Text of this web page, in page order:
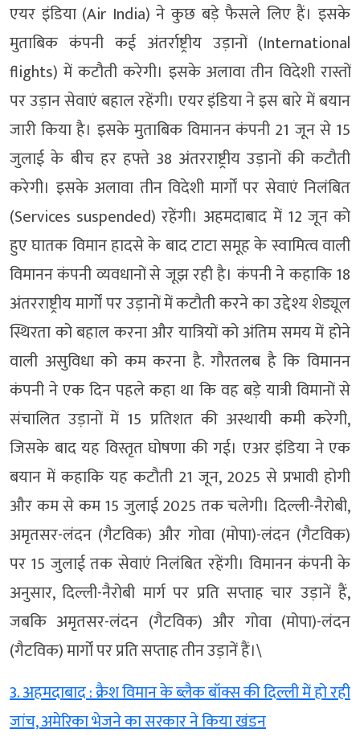
एयर इंडिया (Air India) ने कुछ बड़े फैसले लिए हैं। इसके
मुताबिक कंपनी कई अंतर्राष्ट्रीय उड़ानों (International
flights) में कटौती करेगी। इसके अलावा तीन विदेशी रास्तों
पर उड़ान सेवाएं बहाल रहेंगी। एयर इंडिया ने इस बारे में बयान
जारी किया है। इसके मुताबिक विमानन कंपनी 21 जून से 15
जुलाई के बीच हर हफ्ते 38 अंतरराष्ट्रीय उड़ानों की कटौती
करेगी। इसके अलावा तीन विदेशी मार्गों पर सेवाएं निलंबित
(Services suspended) रहेंगी। अहमदाबाद में 12 जून को
हुए घातक विमान हादसे के बाद टाटा समूह के स्वामित्व वाली
विमानन कंपनी व्यवधानों से जूझ रही है। कंपनी ने कहाकि 18
अंतरराष्ट्रीय मार्गों पर उड़ानों में कटौती करने का उद्देश्य शेड्यूल
स्थिरता को बहाल करना और यात्रियों को अंतिम समय में होने
वाली असुविधा को कम करना है. गौरतलब है कि विमानन
कंपनी ने एक दिन पहले कहा था कि वह बड़े यात्री विमानों से
संचालित उड़ानों में 15 प्रतिशत की अस्थायी कमी करेगी,
जिसके बाद यह विस्तृत घोषणा की गई। एअर इंडिया ने एक
बयान में कहाकि यह कटौती 21 जून, 2025 से प्रभावी होगी
और कम से कम 15 जुलाई 2025 तक चलेगी। दिल्ली-नैरोबी,
अमृतसर-लंदन (गैटविक) और गोवा (मोपा)-लंदन (गैटविक)
पर 15 जुलाई तक सेवाएं निलंबित रहेंगी। विमानन कंपनी के
अनुसार, दिल्ली-नैरोबी मार्ग पर प्रति सप्ताह चार उड़ानें हैं,
जबकि अमृतसर-लंदन (गैटविक) और गोवा (मोपा)-लंदन
(गैटविक) मार्गों पर प्रति सप्ताह तीन उड़ानें हैं।\
3. अहमदाबाद : क्रैश विमान के ब्लैक बॉक्स की दिल्ली में हो रही
जांच, अमेरिका भेजने का सरकार ने किया खंडन